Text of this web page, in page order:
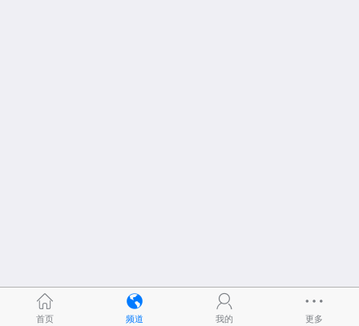
首页 频道 我的 更多